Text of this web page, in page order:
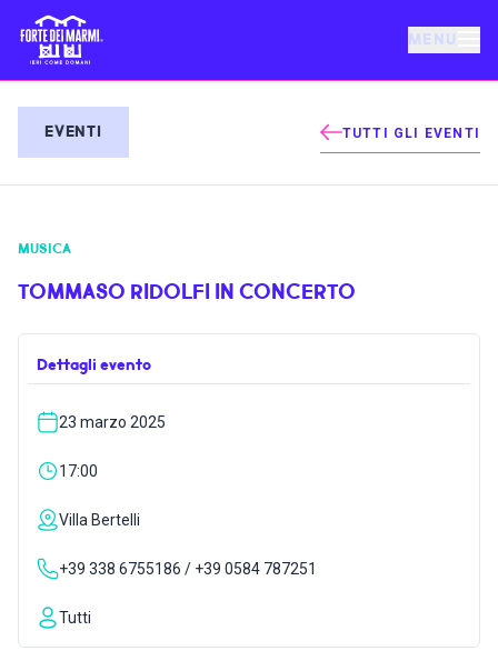
MENU
EVENTI
NOTIZIE
OSPITALITÀ
VILLA BERTELLI
WEBCAM
EVENTI TUTTI GLI EVENTI
MUSICA
TOMMASO RIDOLFI IN CONCERTO
Dettagli evento
23 marzo 2025
17:00
Villa Bertelli
+39 338 6755186 / +39 0584 787251
Tutti